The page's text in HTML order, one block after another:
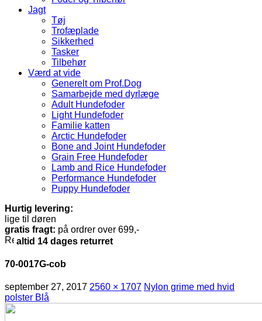
Jagt
Tøj
Trofæplade
Sikkerhed
Tasker
Tilbehør
Værd at vide
Generelt om Prof.Dog
Samarbejde med dyrlæge
Adult Hundefoder
Light Hundefoder
Familie katten
Arctic Hundefoder
Bone and Joint Hundefoder
Grain Free Hundefoder
Lamb and Rice Hundefoder
Performance Hundefoder
Puppy Hundefoder
Hurtig levering:
lige til døren
gratis fragt: på ordrer over 699,-
altid 14 dages returret
70-0017G-cob
september 27, 2017 2560 × 1707 Nylon grime med hvid
polster Blå